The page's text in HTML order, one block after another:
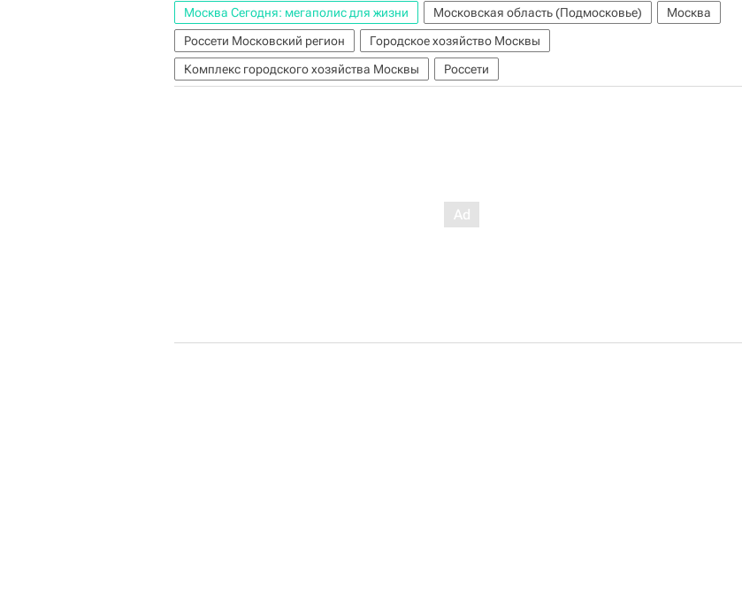
Москва Сегодня: мегаполис для жизни Московская область (Подмосковье)
Москва
Россети Московский регион
Городское хозяйство Москвы
Комплекс городского хозяйства Москвы
Россети